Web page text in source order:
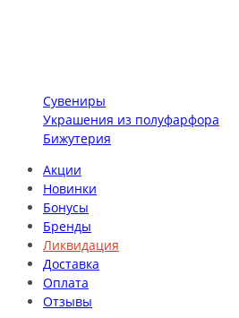
Сувениры
Украшения из полуфарфора
Бижутерия
Акции
Новинки
Бонусы
Бренды
Ликвидация
Доставка
Оплата
Отзывы